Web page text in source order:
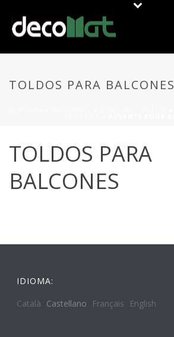
TOLDOS PARA BALCONES
TOLDOS PARA
BALCONES
IDIOMA:
Català Castellano Français English